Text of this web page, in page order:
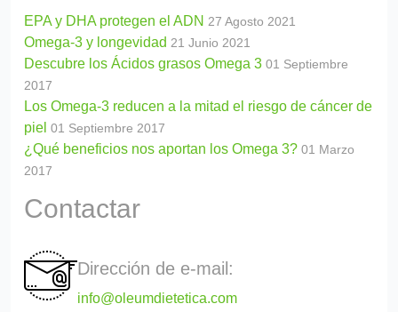
EPA y DHA protegen el ADN 27 Agosto 2021
Omega-3 y longevidad 21 Junio 2021
Descubre los Ácidos grasos Omega 3 01 Septiembre
2017
Los Omega-3 reducen a la mitad el riesgo de cáncer de
piel 01 Septiembre 2017
¿Qué beneficios nos aportan los Omega 3? 01 Marzo
2017
Contactar
Dirección de e-mail:
info@oleumdietetica.com